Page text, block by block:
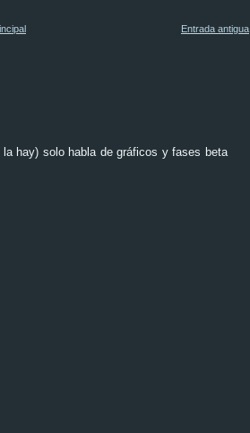
Entrada antigua
hay) solo habla de gráficos y fases beta